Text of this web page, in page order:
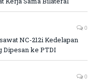
0
NC-212i Kedelapan
Dipesan ke PTDI
0